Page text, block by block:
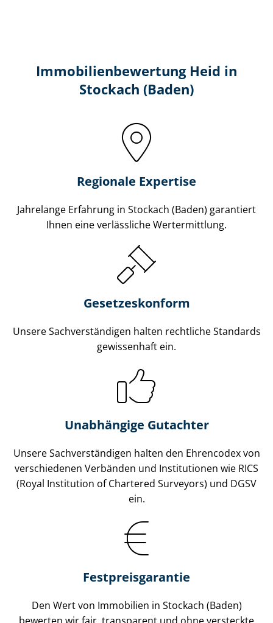
Immobilien­bewertung Heid in
Stockach (Baden)
Regionale Expertise
Jahrelange Erfahrung in Stockach (Baden) garantiert
Ihnen eine verlässliche Wertermittlung.
Gesetzes­konform
Unsere Sach­ver­stän­di­gen halten rechtliche Standards
gewissenhaft ein.
Unabhängige Gutachter
Unsere Sach­ver­stän­di­gen halten den Ehrencodex von
verschiedenen Verbänden und Institutionen wie RICS
(Royal Institution of Chartered Surveyors) und DGSV
ein.
Festpreis​garantie
Den Wert von Immobilien in Stockach (Baden)